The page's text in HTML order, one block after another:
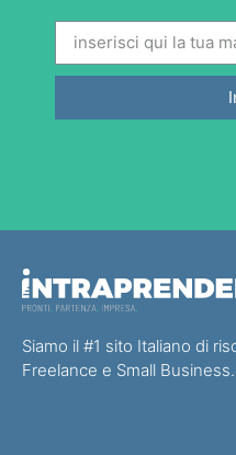
Siamo il #1 sito Italiano di
Freelance e Small Business.